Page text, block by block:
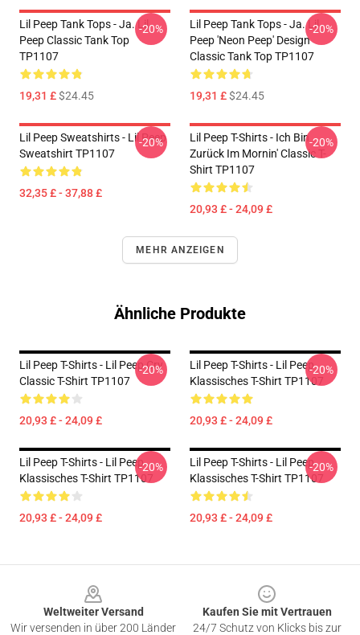
Lil Peep Tank Tops - Ja. Lil
Peep Classic Tank Top
TP1107
19,31 £$24.45
-20%
Lil Peep Tank Tops - Ja. Lil
Peep 'Neon Peep' Design
Classic Tank Top TP1107
19,31 £$24.45
-20%
Lil Peep Sweatshirts - Lil Peep
Sweatshirt TP1107
32,35 £ - 37,88 £
-20%
Lil Peep T-Shirts - Ich Bin
Zurück Im Mornin' Classic T-
Shirt TP1107
20,93 £ - 24,09 £
-20%
MEHR ANZEIGEN
Ähnliche Produkte
Lil Peep T-Shirts - Lil Peep Cry
Classic T-Shirt TP1107
20,93 £ - 24,09 £
-20%
Lil Peep T-Shirts - Lil Peep
Klassisches T-Shirt TP1107
20,93 £ - 24,09 £
-20%
Lil Peep T-Shirts - Lil Peep
Klassisches T-Shirt TP1107
20,93 £ - 24,09 £
-20%
Lil Peep T-Shirts - Lil Peep
Klassisches T-Shirt TP1107
20,93 £ - 24,09 £
-20%
Weltweiter Versand
Wir versenden in über 200 Länder
Kaufen Sie mit Vertrauen
24/7 Schutz von Klicks bis zur